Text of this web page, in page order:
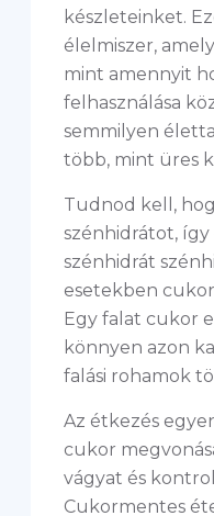
készleteinket.
élelmiszer,
mint amennyit
felhasználása
semmilyen
több, mint üres
Tudnod kell,
szénhidrátot,
szénhidrát
esetekben
Egy falat cukor
könnyen azon
falási rohamok
Az étkezés
cukor
vágyat és
Cukormentes